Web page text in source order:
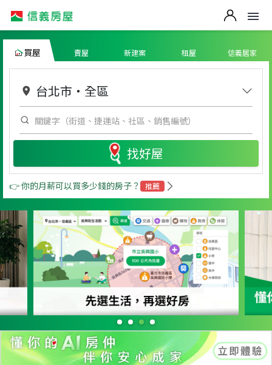
買屋 賣屋 新建案 租屋 信義居家
台北市 ・ 全區
找好屋
👉 你的月薪可以買多少錢的房子？ 推薦